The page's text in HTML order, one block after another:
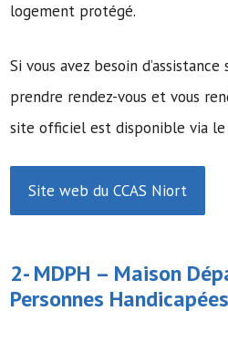
logement protégé.
Si vous avez besoin
prendre rendez-vous et vous
site officiel est disponible via le
Site web du CCAS Niort
2- MDPH – Maison
Personnes Handicapées